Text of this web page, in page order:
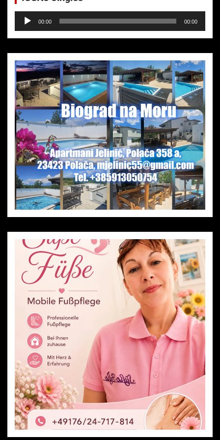
Audio-
Player
00:00 00:00